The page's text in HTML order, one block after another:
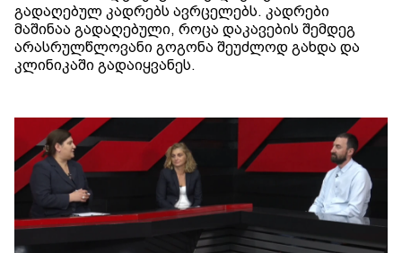
გადაღებულ კადრებს ავრცელებს. კადრები
მაშინაა გადაღებული, როცა დაკავების შემდეგ
არასრულწლოვანი გოგონა შეუძლოდ გახდა და
კლინიკაში გადაიყვანეს.